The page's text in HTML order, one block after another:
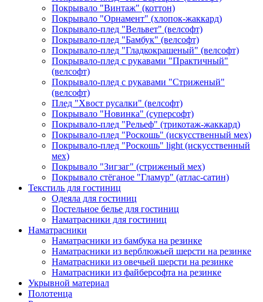
Покрывало "Винтаж" (коттон)
Покрывало "Орнамент" (хлопок-жаккард)
Покрывало-плед "Вельвет" (велсофт)
Покрывало-плед "Бамбук" (велсофт)
Покрывало-плед "Гладкокрашеный" (велсофт)
Покрывало-плед с рукавами "Практичный"
(велсофт)
Покрывало-плед с рукавами "Стриженый"
(велсофт)
Плед "Хвост русалки" (велсофт)
Покрывало "Новинка" (суперсофт)
Покрывало-плед "Рельеф" (трикотаж-жаккард)
Покрывало-плед "Роскошь" (искусственный мех)
Покрывало-плед "Роскошь" light (искусственный
мех)
Покрывало "Зигзаг" (стриженый мех)
Покрывало стёганое "Гламур" (атлас-сатин)
Текстиль для гостиниц
Одеяла для гостиниц
Постельное белье для гостиниц
Наматрасники для гостиниц
Наматрасники
Наматрасники из бамбука на резинке
Наматрасники из верблюжьей шерсти на резинке
Наматрасники из овечьей шерсти на резинке
Наматрасники из файберсофта на резинке
Укрывной материал
Полотенца